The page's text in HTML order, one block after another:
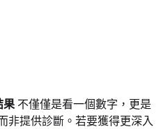
果 不僅僅是看一個數字，更是
非提供診斷。若要獲得更深入